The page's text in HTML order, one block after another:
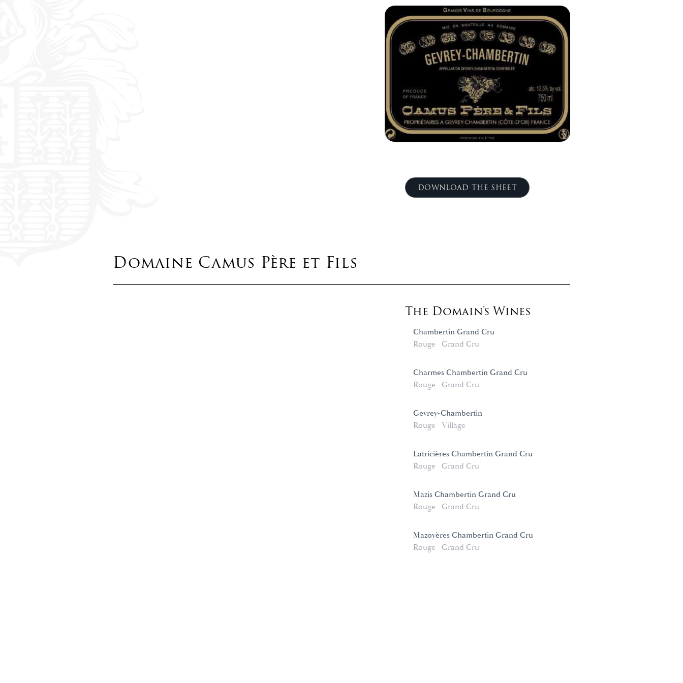
DOWNLOAD THE SHEET
Domaine Camus Père et Fils
The Domain's Wines
Chambertin Grand Cru
Rouge
Grand Cru
Charmes Chambertin Grand Cru
Rouge
Grand Cru
Gevrey-Chambertin
Rouge
Village
Latricières Chambertin Grand Cru
Rouge
Grand Cru
Mazis Chambertin Grand Cru
Rouge
Grand Cru
Mazoyères Chambertin Grand Cru
Rouge
Grand Cru